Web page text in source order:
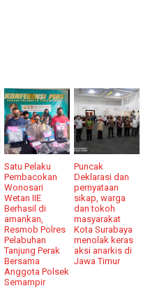
Satu Pelaku
Pembacokan
Wonosari
Wetan IIE
Berhasil di
amankan,
Resmob Polres
Pelabuhan
Tanjung Perak
Bersama
Anggota Polsek
Semampir
Puncak
Deklarasi dan
pernyataan
sikap, warga
dan tokoh
masyarakat
Kota Surabaya
menolak keras
aksi anarkis di
Jawa Timur